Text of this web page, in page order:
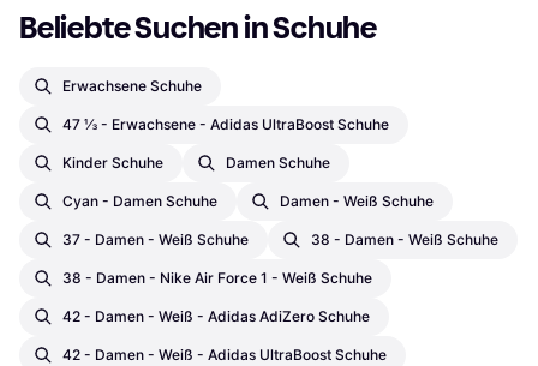
Beliebte Suchen in Schuhe
Erwachsene Schuhe
47 ⅓ - Erwachsene - Adidas UltraBoost Schuhe
Kinder Schuhe Damen Schuhe
Cyan - Damen Schuhe Damen - Weiß Schuhe
37 - Damen - Weiß Schuhe 38 - Damen - Weiß Schuhe
38 - Damen - Nike Air Force 1 - Weiß Schuhe
42 - Damen - Weiß - Adidas AdiZero Schuhe
42 - Damen - Weiß - Adidas UltraBoost Schuhe